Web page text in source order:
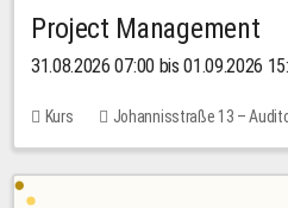
Project Management
31.08.2026 07:00 bis 01.09.2026
Kurs
Johannisstraße 13 –
Keine freien Plätze
30,00 EUR